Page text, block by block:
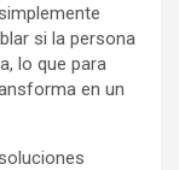
si la persona
lo que para
en un